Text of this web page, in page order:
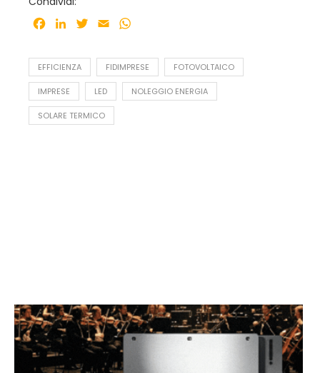
Facebook
LinkedInTwitter
Email
EFFICIENZA FIDIMPRESE FOTOVOLTAICO
IMPRESE LED NOLEGGIO ENERGIA
SOLARE TERMICO